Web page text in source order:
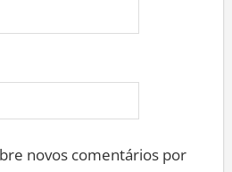
novos comentários por